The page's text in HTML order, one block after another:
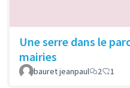
Une serre dans le
mairies
bauret jeanpaul 2 1